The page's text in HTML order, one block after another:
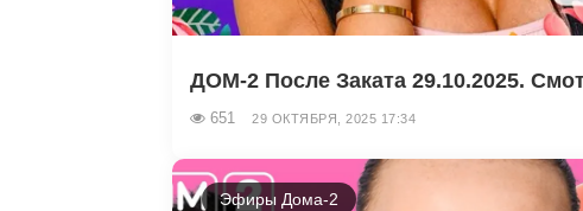
ДОМ-2 После Заката 29.10.2025.
651 29 ОКТЯБРЯ, 2025 17:34
Эфиры Дома-2